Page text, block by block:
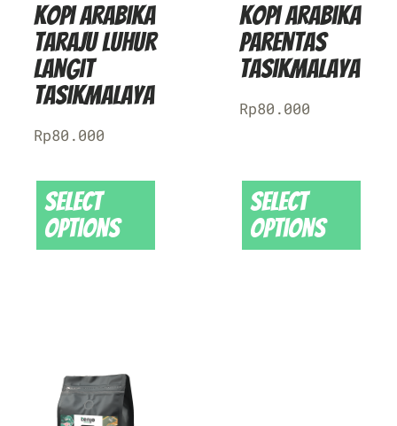
Kopi Arabika
Taraju Luhur
Langit
Tasikmalaya
Rp80.000
Select
options
Kopi Arabika
Parentas
Tasikmalaya
Rp80.000
Select
options